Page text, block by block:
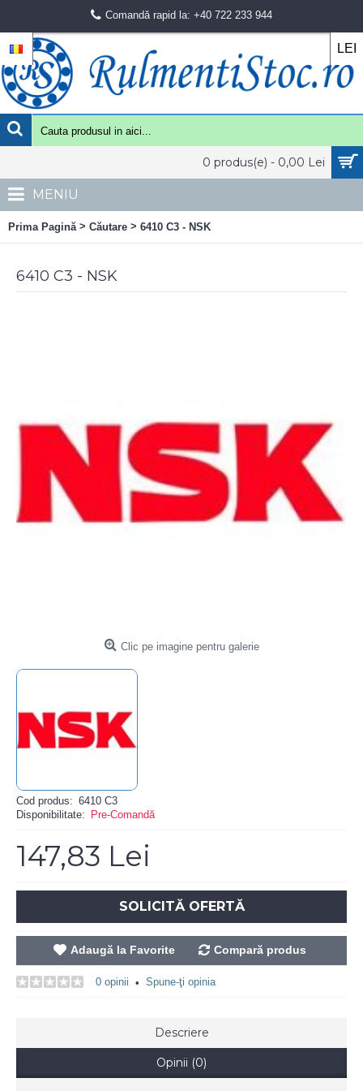
Comandă rapid la: +40 722 233 944
LEI
0 produs(e) - 0,00 Lei
MENIU
Prima Pagină > Căutare > 6410 C3 - NSK
6410 C3 - NSK
Clic pe imagine pentru galerie
Cod produs: 6410 C3
Disponibilitate:
Pre-Comandă
147,83 Lei
SOLICITĂ OFERTĂ
Adaugă la Favorite Compară produs
0 opinii • Spune-ţi opinia
Descriere
Opinii (0)